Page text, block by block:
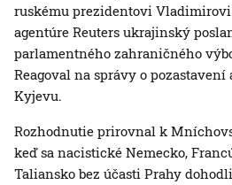
ruskému prezidentovi
agentúre Reuters ukrajinský
parlamentného zahraničného
Reagoval na správy o
Kyjevu.
Rozhodnutie prirovnal k
keď sa nacistické Nemecko,
Taliansko bez účasti Prahy